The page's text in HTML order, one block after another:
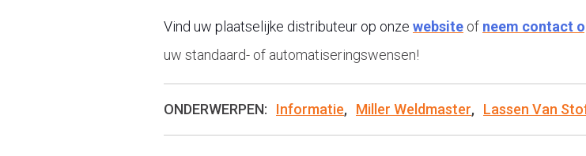
Vind uw plaatselijke distributeur op onze website of neem contact
uw standaard- of automatiseringswensen!
ONDERWERPEN: Informatie, Miller Weldmaster, Lassen Van